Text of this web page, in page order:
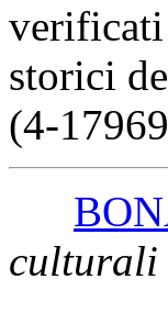
se e
degli
verificati
storici
(4-